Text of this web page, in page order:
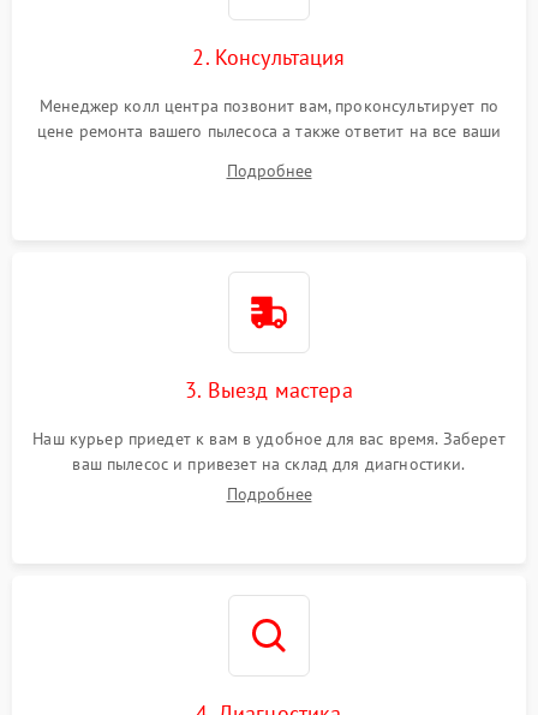
2. Консультация
Менеджер колл центра позвонит вам, проконсультирует по
цене ремонта вашего пылесоса а также ответит на все ваши
Подробнее
3. Выезд мастера
Наш курьер приедет к вам в удобное для вас время. Заберет
ваш пылесос и привезет на склад для диагностики.
Подробнее